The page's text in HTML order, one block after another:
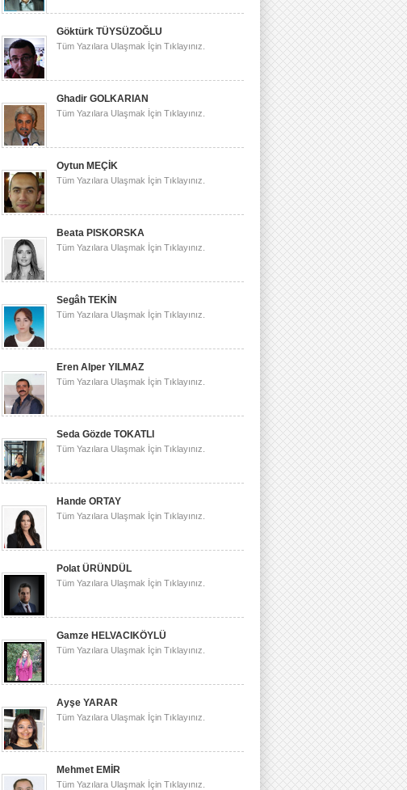
Göktürk TÜYSÜZOĞLU
Tüm Yazılara Ulaşmak İçin Tıklayınız.
Ghadir GOLKARIAN
Tüm Yazılara Ulaşmak İçin Tıklayınız.
Oytun MEÇİK
Tüm Yazılara Ulaşmak İçin Tıklayınız.
Beata PISKORSKA
Tüm Yazılara Ulaşmak İçin Tıklayınız.
Segâh TEKİN
Tüm Yazılara Ulaşmak İçin Tıklayınız.
Eren Alper YILMAZ
Tüm Yazılara Ulaşmak İçin Tıklayınız.
Seda Gözde TOKATLI
Tüm Yazılara Ulaşmak İçin Tıklayınız.
Hande ORTAY
Tüm Yazılara Ulaşmak İçin Tıklayınız.
Polat ÜRÜNDÜL
Tüm Yazılara Ulaşmak İçin Tıklayınız.
Gamze HELVACIKÖYLÜ
Tüm Yazılara Ulaşmak İçin Tıklayınız.
Ayşe YARAR
Tüm Yazılara Ulaşmak İçin Tıklayınız.
Mehmet EMİR
Tüm Yazılara Ulaşmak İçin Tıklayınız.